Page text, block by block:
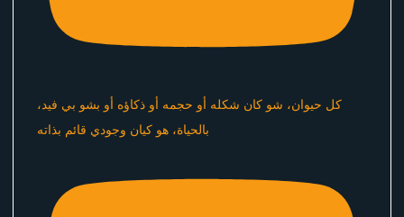
كل حيوان، شو كان شكله أو حجمه أو ذكاؤه أو بشو بي فيد،
بالحياة، هو كيان وجودي قائم بذاته